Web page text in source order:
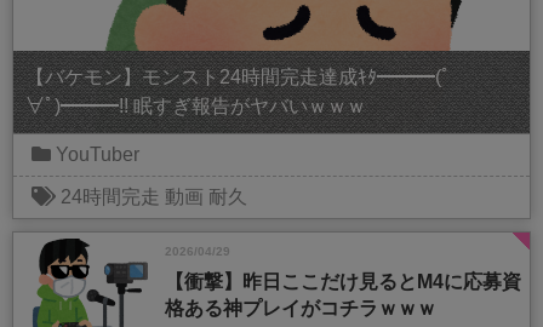
【バケモン】モンスト24時間完走達成ｷﾀ━━━(ﾟ
∀ﾟ)━━━!! 眠すぎ報告がヤバいｗｗｗ
YouTuber
24時間完走 動画 耐久
2026/04/29
【衝撃】昨日ここだけ見るとM4に応募資
格ある神プレイがコチラｗｗｗ